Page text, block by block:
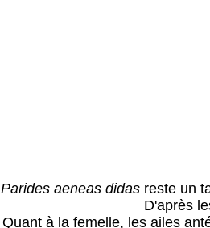
Parides aeneas didas reste un
D'après
Quant à la femelle, les ailes